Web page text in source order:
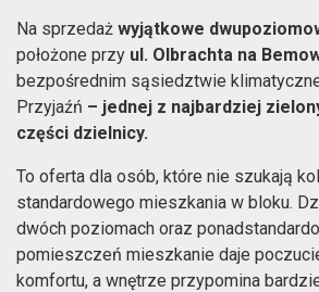
Na sprzedaż wyjątkowe
położone przy ul. Olbrachta na
bezpośrednim sąsiedztwie
Przyjaźń – jednej z najbardziej
części dzielnicy.
To oferta dla osób, które nie szukają
standardowego mieszkania w bloku.
dwóch poziomach oraz
pomieszczeń mieszkanie daje
komfortu, a wnętrze przypomina